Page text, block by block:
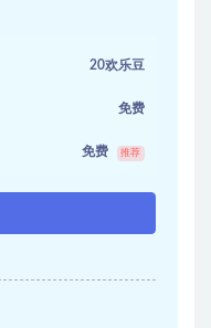
20欢乐豆
免费
免费 推荐